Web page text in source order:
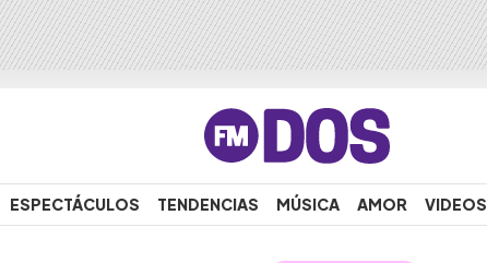
ESPECTÁCULOS TENDENCIAS MÚSICA AMOR VIDEOS